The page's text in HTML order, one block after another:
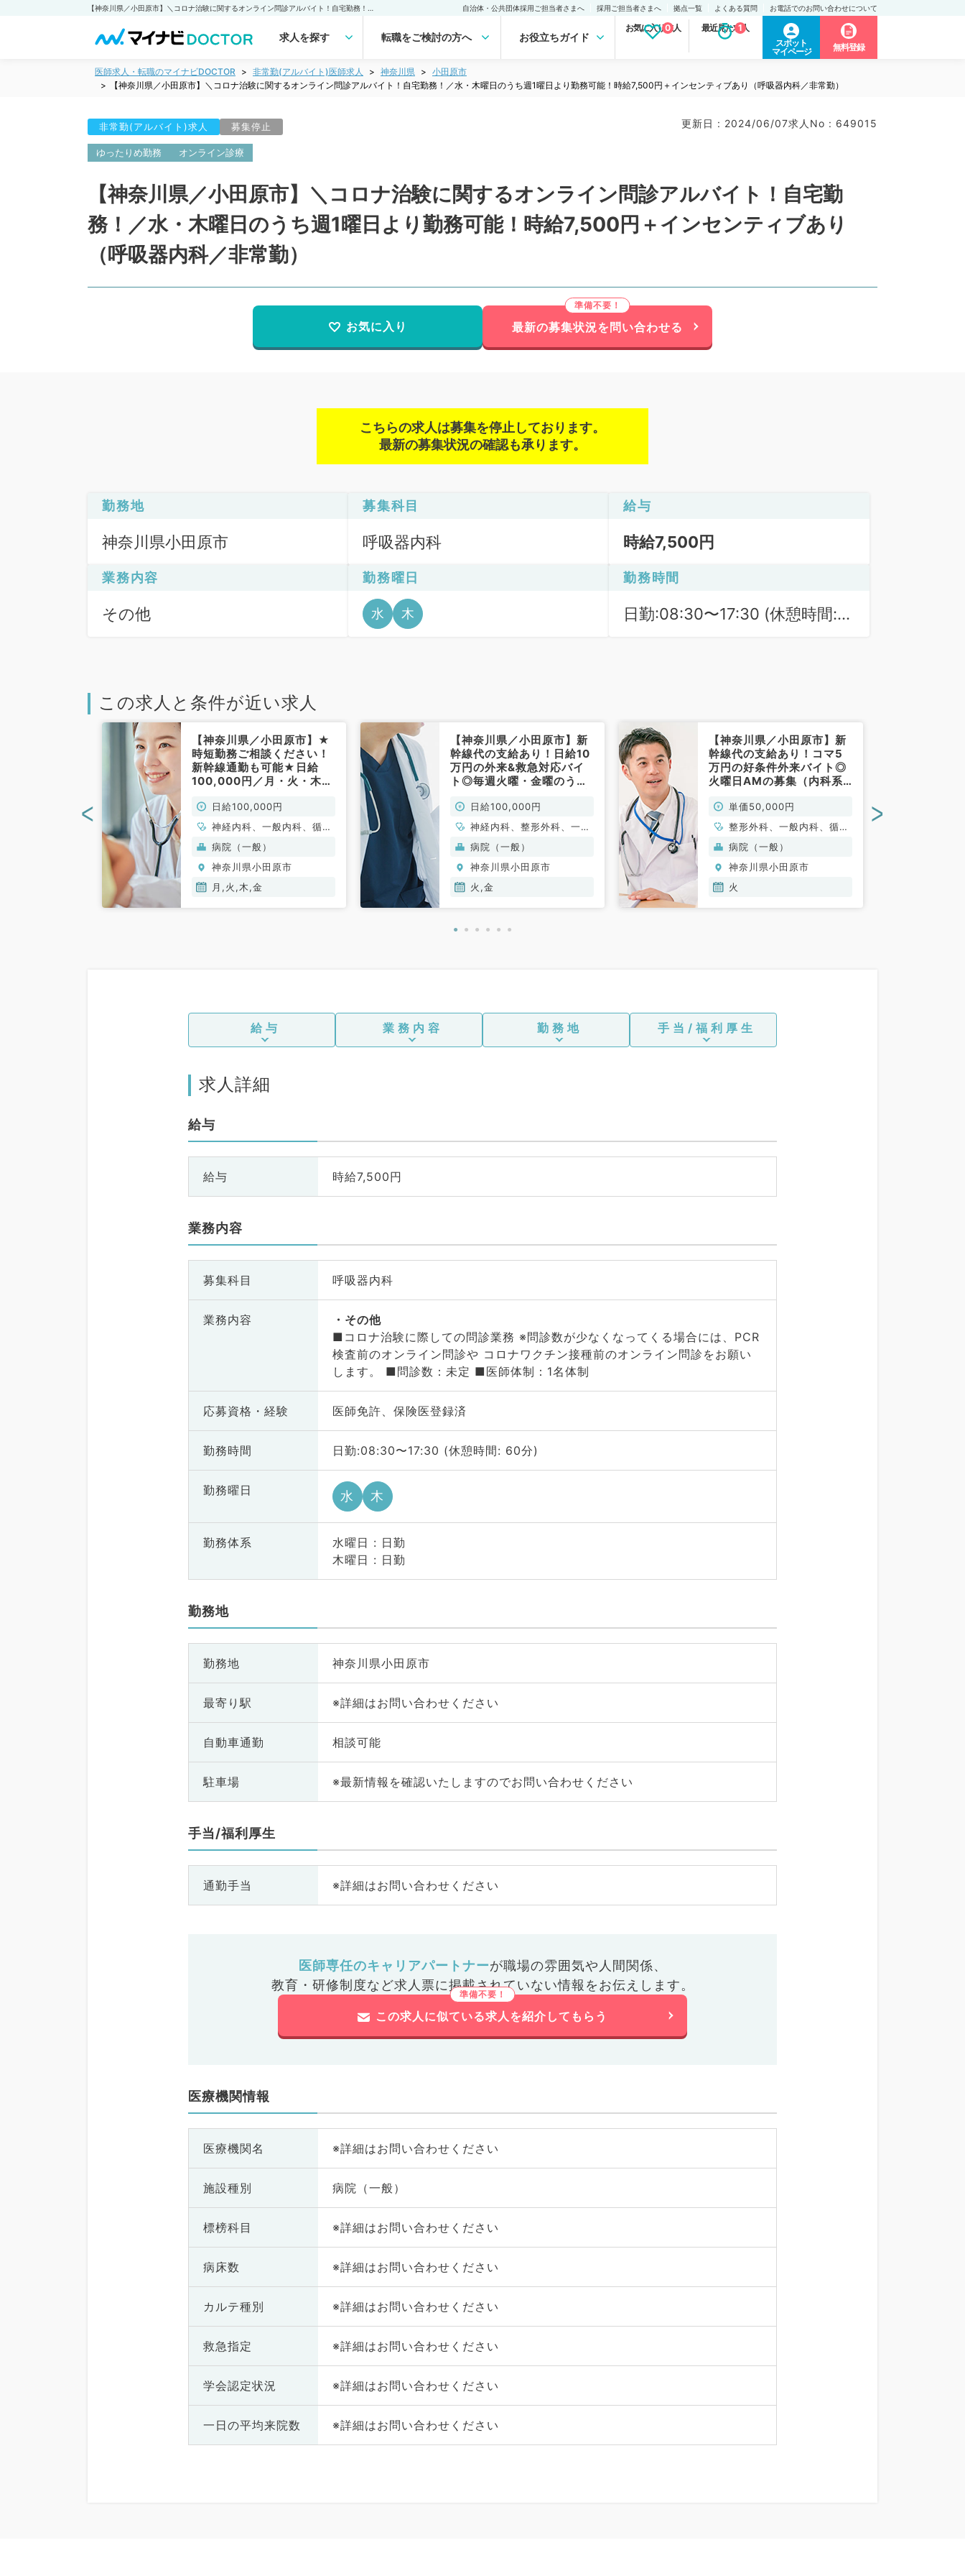
自治体・公共団体採用ご担当者さまへ 採用ご担当者さまへ 拠点一覧 よくある質問 お電話でのお問い合わせについて
求人を探す 転職をご検討の方へ お役立ちガイド
お気に入り求人
0 最近見た求人
1
スポット
マイページ
無料登録
医師求人・転職のマイナビDOCTOR 非常勤(アルバイト)医師求人 神奈川県
小田原市
【神奈川県／小田原市】＼コロナ治験に関するオンライン問診アルバイト！自宅勤務！／水・木曜日のうち週1曜日より勤務可能！時給7,500円＋インセンティブあり（呼吸器内科／非常勤）
非常勤(アルバイト)求人 募集停止 更新日 : 2024/06/07求人No : 649015
ゆったりめ勤務 オンライン診療
【神奈川県／小田原市】＼コロナ治験に関するオンライン問診アルバイト！自宅勤
務！／水・木曜日のうち週1曜日より勤務可能！時給7,500円＋インセンティブあり
（呼吸器内科／非常勤）
お気に入り 最新の募集状況を問い合わせる
こちらの求人は募集を停止しております。
最新の募集状況の確認も承ります。
勤務地
神奈川県小田原市
募集科目
呼吸器内科
給与
時給7,500円
業務内容
その他
勤務曜日
水 木
勤務時間
日勤:08:30〜17:30 (休憩時間:
この求人と条件が近い求人
【神奈川県／小田原市】★
時短勤務ご相談ください！
新幹線通勤も可能★日給
100,000円／月・火・木・
す◎（内科系／非常勤）
日給100,000円
神経内科、一般内科、循環
器内科、呼吸器内科、消化
器内科、内分泌・代謝内
科、腎臓内科、老年内科、
血液内科、膠原病科
病院（一般）
神奈川県小田原市
月,火,木,金
【神奈川県／小田原市】新
幹線代の支給あり！日給10
万円の外来&救急対応バイ
ト◎毎週火曜・金曜のうち1
／非常勤）
日給100,000円
神経内科、整形外科、一般
内科、循環器内科、呼吸器
内科、消化器内科、内分
泌・代謝内科、腎臓内科、
老年内科、血液内科
病院（一般）
神奈川県小田原市
火,金
【神奈川県／小田原市】新
幹線代の支給あり！コマ5
万円の好条件外来バイト◎
火曜日AMの募集（内科系
単価50,000円
整形外科、一般内科、循環
器内科、呼吸器内科、消化
器内科、内分泌・代謝内
科、腎臓内科
病院（一般）
神奈川県小田原市
火
< >
給与 業務内容 勤務地 手当/福利厚生
求人詳細
給与
給与 時給7,500円
業務内容
募集科目 呼吸器内科
業務内容
その他
■コロナ治験に際しての問診業務 ※問診数が少なくなってくる場合には、PCR
検査前のオンライン問診や コロナワクチン接種前のオンライン問診をお願い
します。 ■問診数：未定 ■医師体制：1名体制
応募資格・ 経験 医師免許、保険医登録済
勤務時間 日勤:08:30〜17:30 (休憩時間: 60分)
勤務曜日 水 木
勤務体系
水曜日 : 日勤
木曜日 : 日勤
勤務地
勤務地 神奈川県小田原市
最寄り駅 ※詳細はお問い合わせください
自動車通勤 相談可能
駐車場 ※最新情報を確認いたしますのでお問い合わせください
手当/福利厚生
通勤手当 ※詳細はお問い合わせください
医師専任のキャリアパートナーが職場の雰囲気や人間関係、
教育・研修制度など求人票に掲載されていない情報をお伝えします。
この求人に似ている求人を紹介してもらう
医療機関情報
医療機関名 ※詳細はお問い合わせください
施設種別 病院（一般）
標榜科目 ※詳細はお問い合わせください
病床数 ※詳細はお問い合わせください
カルテ種別 ※詳細はお問い合わせください
救急指定 ※詳細はお問い合わせください
学会認定状況 ※詳細はお問い合わせください
一日の平均来院数 ※詳細はお問い合わせください